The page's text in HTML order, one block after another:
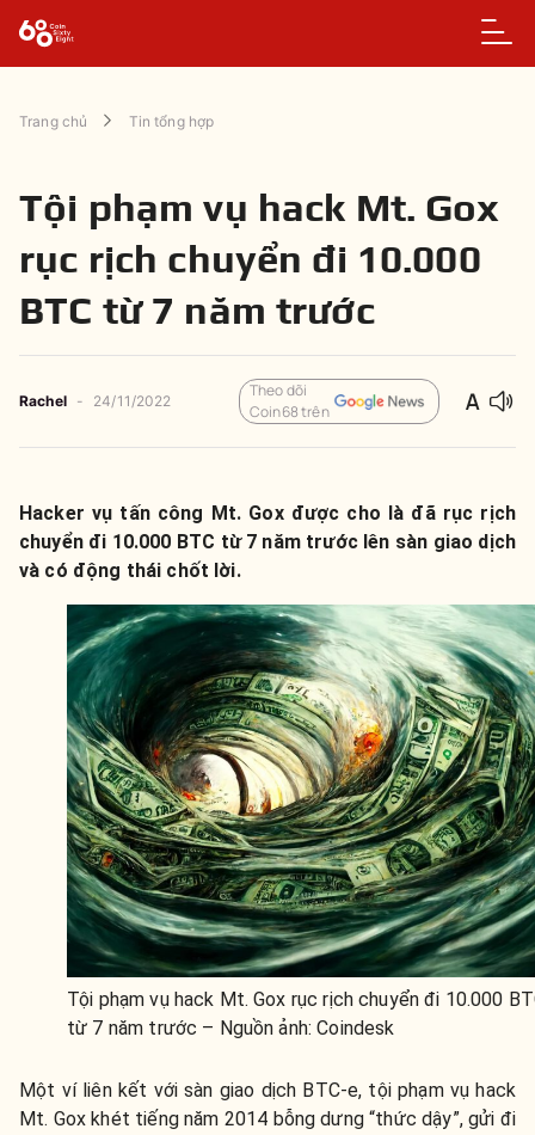
Trang chủ Tin tổng hợp
Tội phạm vụ hack Mt. Gox
rục rịch chuyển đi 10.000
BTC từ 7 năm trước
Rachel - 24/11/2022
Theo dõi
Coin68 trên
Hacker vụ tấn công Mt. Gox được cho là đã rục rịch
chuyển đi 10.000 BTC từ 7 năm trước lên sàn giao dịch
và có động thái chốt lời.
Tội phạm vụ hack Mt. Gox rục rịch chuyển đi 10.000
từ 7 năm trước – Nguồn ảnh: Coindesk
Một ví liên kết với sàn giao dịch BTC-e, tội phạm vụhack
Mt. Gox khét tiếng năm 2014 bỗng dưng “thức dậy”, gửi đi